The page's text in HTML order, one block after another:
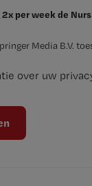
2x per week de
Media B.V.
over uw